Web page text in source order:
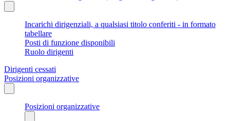
Incarichi dirigenziali, a qualsiasi titolo conferiti - in formato
tabellare
Posti di funzione disponibili
Ruolo dirigenti
Dirigenti cessati
Posizioni organizzative
Posizioni organizzative